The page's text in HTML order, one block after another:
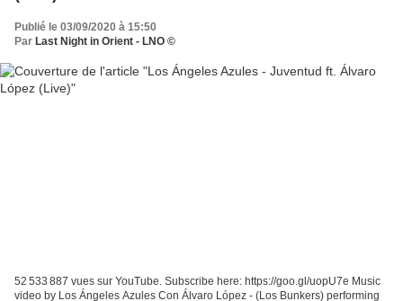
Publié le 03/09/2020 à 15:50
Par Last Night in Orient - LNO ©
52 533 887 vues sur YouTube. Subscribe here: https://goo.gl/uopU7e Music
video by Los Ángeles Azules Con Álvaro López - (Los Bunkers) performing